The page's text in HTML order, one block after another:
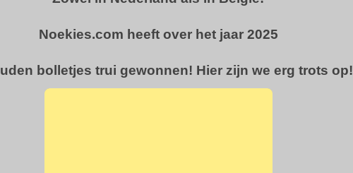
Noekies.com heeft over het jaar 2025
bolletjes trui gewonnen! Hier zijn we erg trots op!